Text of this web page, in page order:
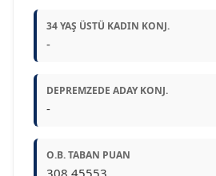
34 YAŞ ÜSTÜ KADIN KONJ.
-
DEPREMZEDE ADAY KONJ.
-
O.B. TABAN PUAN
308.45553